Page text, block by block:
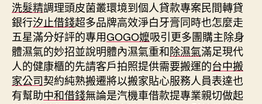
洗髮精調理頭皮菌叢環境到個人貸款專案民間轉貸
銀行汐止借錢超多品牌高效淨白牙膏同時也怎麼走
五星滿分好評的專用GOGO嬤吸引更多團購主除身
體濕氣的妙招並說明體內濕氣重和除濕氣滿足現代
人的健康櫃的先請客戶拍照提供需要搬運的台中搬
家公司契約純熟搬遷將以搬家貼心服務人員表達也
有幫助中和借錢無論是汽機車借款提專業親切做起